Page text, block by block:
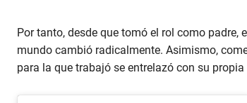
Por tanto, desde que tomó el rol como
mundo cambió radicalmente. Asimismo,
para la que trabajó se entrelazó con su